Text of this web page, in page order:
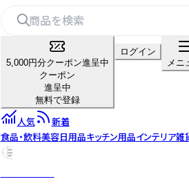
5,000円分クーポン進呈中
クーポン
進呈中
無料で登録
ログイン
メニ
人気
新着
食品・飲料美容日用品キッチン用品インテリア雑